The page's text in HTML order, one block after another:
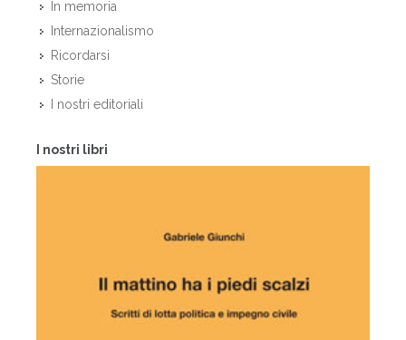
In memoria
Internazionalismo
Ricordarsi
Storie
I nostri editoriali
I nostri libri